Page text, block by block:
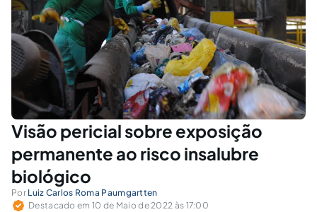
Visão pericial sobre exposição
permanente ao risco insalubre
biológico
Por Luiz Carlos Roma Paumgartten
Destacado em 10 de Maio de 2022 às 17:00